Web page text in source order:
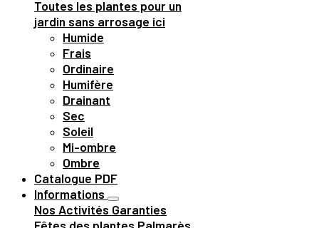
Toutes les plantes pour un
jardin sans arrosage ici
Humide
Frais
Ordinaire
Humifère
Drainant
Sec
Soleil
Mi-ombre
Ombre
Catalogue PDF
Informations
Nos Activités Garanties